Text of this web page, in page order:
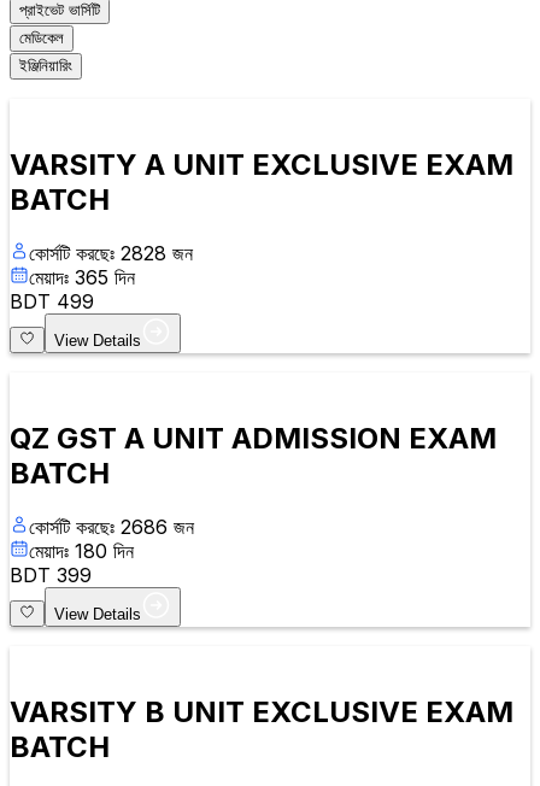
প্রাইভেট ভার্সিটি
মেডিকেল
ইঞ্জিনিয়ারিং
VARSITY A UNIT EXCLUSIVE EXAM
BATCH
কোর্সটি করছেঃ 2828 জন
মেয়াদঃ 365 দিন
BDT 499
View Details
QZ GST A UNIT ADMISSION EXAM
BATCH
কোর্সটি করছেঃ 2686 জন
মেয়াদঃ 180 দিন
BDT 399
View Details
VARSITY B UNIT EXCLUSIVE EXAM
BATCH